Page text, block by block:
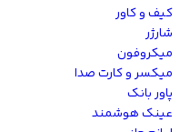
کیف و کاور
شارژر
میکروفون
میکسر و کارت صدا
پاور بانک
عینک هوشمند